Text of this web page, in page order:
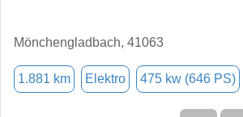
Mönchengladbach, 41063
1.881 km Elektro 475 kw (646 PS)